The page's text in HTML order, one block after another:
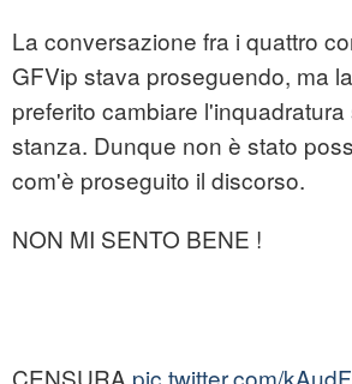
La conversazione fra i quattro
GFVip stava proseguendo, ma
preferito cambiare
stanza. Dunque non è stato
com'è proseguito il discorso.
NON MI SENTO BENE !